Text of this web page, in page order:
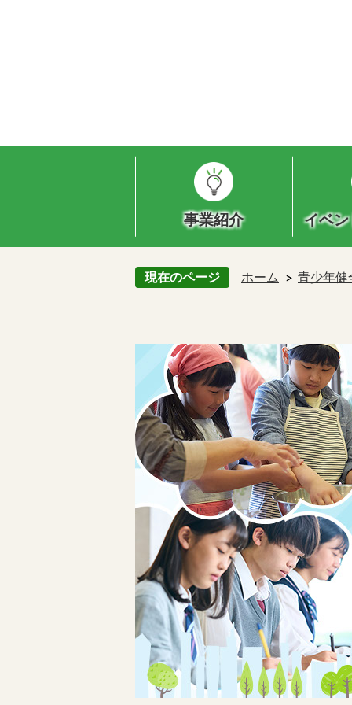
事業紹介 イベ
現在のページ ホーム 青少年健
島
こ
ど
も
化
セ
ン
タ
ー